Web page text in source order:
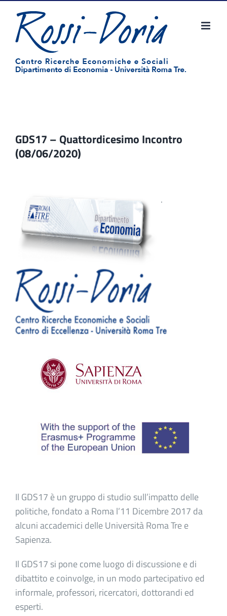
contenuto
GDS17 – Quattordicesimo Incontro
(08/06/2020)
.
Il GDS17 è un gruppo di studio sull’impatto delle
politiche, fondato a Roma l’11 Dicembre 2017 da
alcuni accademici delle Università Roma Tre e
Sapienza.
Il GDS17 si pone come luogo di discussione e di
dibattito e coinvolge, in un modo partecipativo ed
informale, professori, ricercatori, dottorandi ed
esperti.